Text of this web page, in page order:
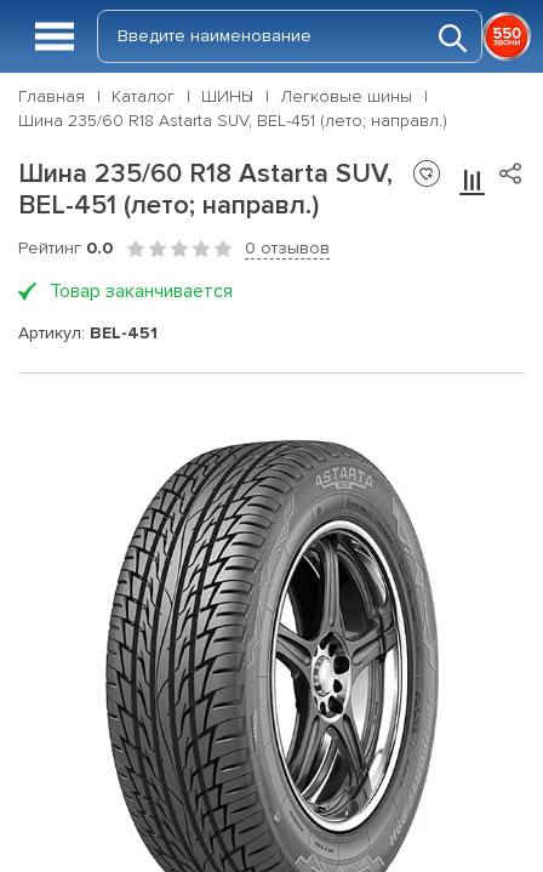
Главная Каталог ШИНЫ
Легковые шины
Шина 235/60 R18 Astarta SUV, BEL-451 (лето; направл.)
Шина 235/60 R18 Astarta SUV,
BEL-451 (лето; направл.)
Рейтинг 0.0 0 отзывов
Товар заканчивается
Артикул: BEL-451